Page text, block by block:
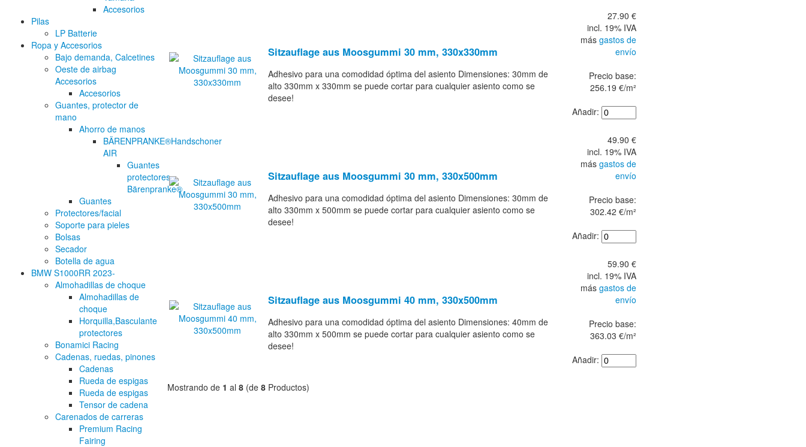
Accesorios
Pilas
LP Batterie
Ropa y Accesorios
Bajo demanda, Calcetines
Oeste de airbag
Accesorios
Accesorios
Guantes, protector de
mano
Ahorro de manos
BÄRENPRANKE®Handschoner
AIR
Guantes
protectores
Bärenpranke®
Guantes
Protectores/facial
Soporte para pieles
Bolsas
Secador
Botella de agua
BMW S1000RR 2023-
Almohadillas de choque
Almohadillas de
choque
Horquilla,Basculante
protectores
Bonamici Racing
Cadenas, ruedas, pinones
Cadenas
Rueda de espigas
Rueda de espigas
Tensor de cadena
Carenados de carreras
Premium Racing
Fairing
Sitzauflage aus Moosgummi 30 mm, 330x330mm
Adhesivo para una comodidad óptima del asiento Dimensiones: 30mm de
alto 330mm x 330mm se puede cortar para cualquier asiento como se
desee!
27.90 €
incl. 19% IVA
másgastos de
envío
Precio base:
256.19 €/m²
Añadir:
Sitzauflage aus Moosgummi 30 mm, 330x500mm
Adhesivo para una comodidad óptima del asiento Dimensiones: 30mm de
alto 330mm x 500mm se puede cortar para cualquier asiento como se
desee!
49.90 €
incl. 19% IVA
másgastos de
envío
Precio base:
302.42 €/m²
Añadir:
Sitzauflage aus Moosgummi 40 mm, 330x500mm
Adhesivo para una comodidad óptima del asiento Dimensiones: 40mm de
alto 330mm x 500mm se puede cortar para cualquier asiento como se
desee!
59.90 €
incl. 19% IVA
másgastos de
envío
Precio base:
363.03 €/m²
Añadir:
Mostrando de 1 al8 (de8 Productos)